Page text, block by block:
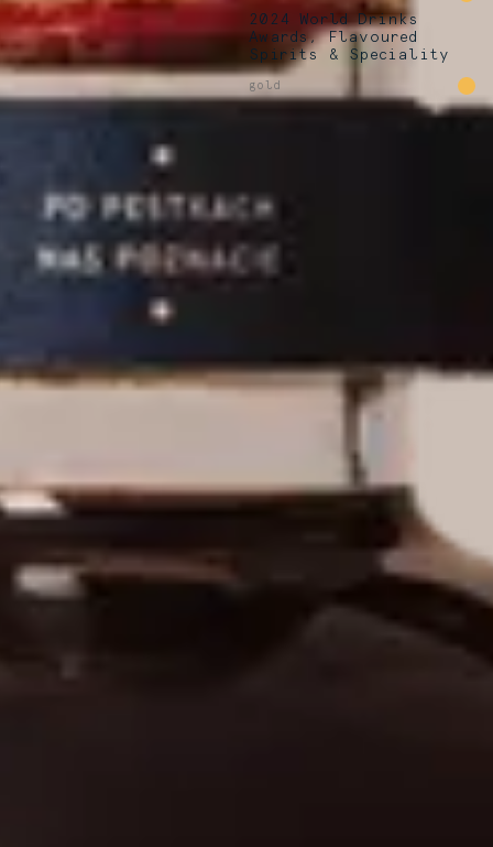
2024 World Drinks
Awards, Flavoured
Spirits & Speciality
gold